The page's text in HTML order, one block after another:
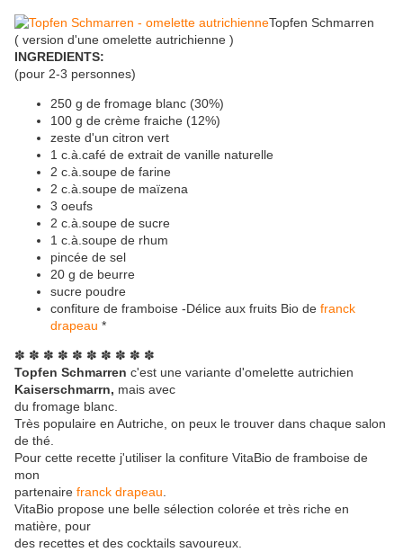
Topfen Schmarren
( version d'une omelette autrichienne )
INGREDIENTS:
(pour 2-3 personnes)
250 g de fromage blanc (30%)
100 g de crème fraiche (12%)
zeste d'un citron vert
1 c.à.café de extrait de vanille naturelle
2 c.à.soupe de farine
2 c.à.soupe de maïzena
3 oeufs
2 c.à.soupe de sucre
1 c.à.soupe de rhum
pincée de sel
20 g de beurre
sucre poudre
confiture de framboise -Délice aux fruits Bio de franck
drapeau *
✽ ✽ ✽ ✽ ✽ ✽ ✽ ✽ ✽ ✽
Topfen Schmarren c'est une variante d'omelette autrichien
Kaiserschmarrn, mais avec
du fromage blanc.
Très populaire en Autriche, on peux le trouver dans chaque salon
de thé.
Pour cette recette j'utiliser la confiture VitaBio de framboise de
mon
partenaire franck drapeau
VitaBio propose une belle sélection colorée et très riche en
matière, pour
des recettes et des cocktails savoureux.